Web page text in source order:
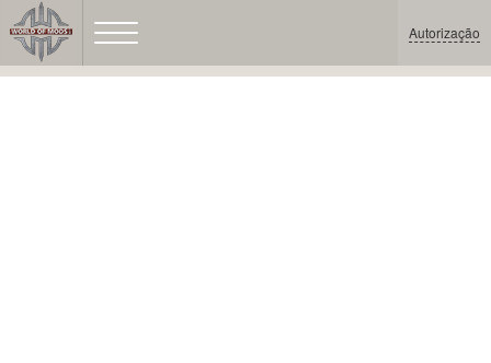
Autorização